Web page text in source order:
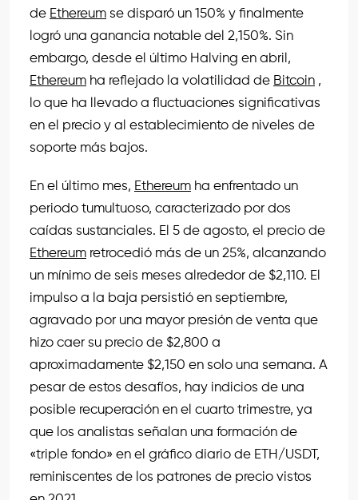
de Ethereum se disparó un 150% y finalmente
logró una ganancia notable del 2,150%. Sin
embargo, desde el último Halving en abril,
Ethereum ha reflejado la volatilidad de Bitcoin ,
lo que ha llevado a fluctuaciones significativas
en el precio y al establecimiento de niveles de
soporte más bajos.
En el último mes, Ethereum ha enfrentado un
periodo tumultuoso, caracterizado por dos
caídas sustanciales. El 5 de agosto, el precio de
Ethereum retrocedió más de un 25%, alcanzando
un mínimo de seis meses alrededor de $2,110. El
impulso a la baja persistió en septiembre,
agravado por una mayor presión de venta que
hizo caer su precio de $2,800 a
aproximadamente $2,150 en solo una semana. A
pesar de estos desafíos, hay indicios de una
posible recuperación en el cuarto trimestre, ya
que los analistas señalan una formación de
«triple fondo» en el gráfico diario de ETH/USDT,
reminiscentes de los patrones de precio vistos